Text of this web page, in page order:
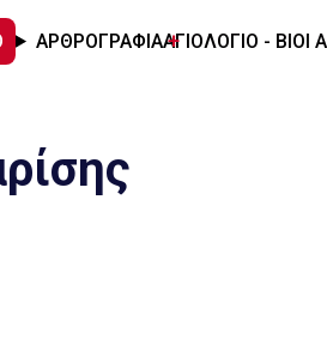
ΑΡΘΡΟΓΡΑΦΙΑΑΓΙΟΛΟΓΙΟ - ΒΙΟΙ